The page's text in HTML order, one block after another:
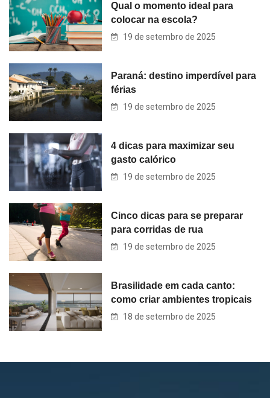
Qual o momento ideal para
colocar na escola?
19 de setembro de 2025
Paraná: destino imperdível para
férias
19 de setembro de 2025
4 dicas para maximizar seu
gasto calórico
19 de setembro de 2025
Cinco dicas para se preparar
para corridas de rua
19 de setembro de 2025
Brasilidade em cada canto:
como criar ambientes tropicais
18 de setembro de 2025